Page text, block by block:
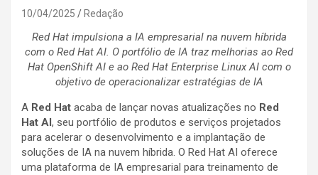
10/04/2025 Redação
Red Hat impulsiona a IA empresarial na nuvem híbrida
com o Red Hat AI. O portfólio de IA traz melhorias ao Red
Hat OpenShift AI e ao Red Hat Enterprise Linux AI com o
objetivo de operacionalizar estratégias de IA
A Red Hat acaba de lançar novas atualizações no Red
Hat AI, seu portfólio de produtos e serviços projetados
para acelerar o desenvolvimento e a implantação de
soluções de IA na nuvem híbrida. O Red Hat AI oferece
uma plataforma de IA empresarial para treinamento de